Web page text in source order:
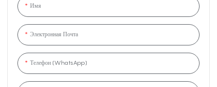
Имя
Электронная Почта
Телефон (WhatsApp)